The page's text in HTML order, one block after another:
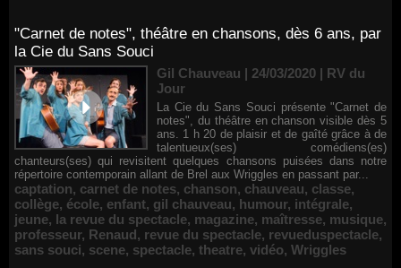
"Carnet de notes", théâtre en chansons, dès 6 ans, par
la Cie du Sans Souci
Gil Chauveau | 24/03/2020 | RV du
Jour
La Cie du Sans Souci présente "Carnet de
notes", du théâtre en chanson visible dès 5
ans. 1 h 20 de plaisir et de gaîté grâce à de
talentueux(ses) comédiens(es)
chanteurs(ses) qui revisitent quelques chansons puisées dans notre
répertoire contemporain allant de Brel aux Wriggles en passant par...
captation, carnet de notes, chanson, chauveau, classe,
collège, école, enfant, gil chauveau, humour, intégrale,
jeune, la revue du spectacle, magazine, maîtresse, musique,
professeur, Renaud, revue du spectacle, revueduspectacle,
sans souci, scene, spectacle, theatre, vidéo, Wriggles